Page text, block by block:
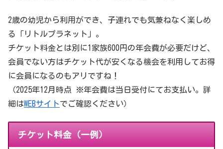
2歳の幼児から利用ができ、子連れでも気兼ねなく楽しめ
る「リトルプラネット」。
チケット料金とは別に1家族600円の年会費が必要だけど、
会員でない方はチケット代が安くなる機会を利用してお得
に会員になるのもアリですね！
（2025年12月時点 ※年会費は当日受付にてお支払い。詳
細はWEBサイトでご確認ください）
チケット料金（一例）